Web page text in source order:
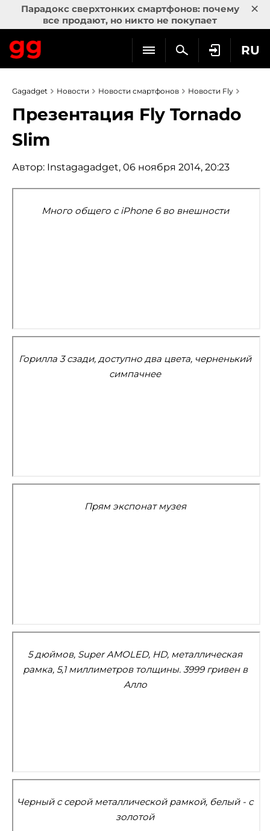
Парадокс сверхтонких смартфонов: почему
все продают, но никто не покупает
×
RU
Gagadget Новости Новости смартфонов Новости Fly
Презентация Fly Tornado
Slim
Автор: Instagagadget, 06 ноября 2014, 20:23
Много общего с iPhone 6 во внешности
Горилла 3 сзади, доступно два цвета, черненький
симпачнее
Прям экспонат музея
5 дюймов, Super AMOLED, HD, металлическая
рамка, 5,1 миллиметров толщины. 3999 гривен в
Алло
Черный с серой металлической рамкой, белый - с
золотой